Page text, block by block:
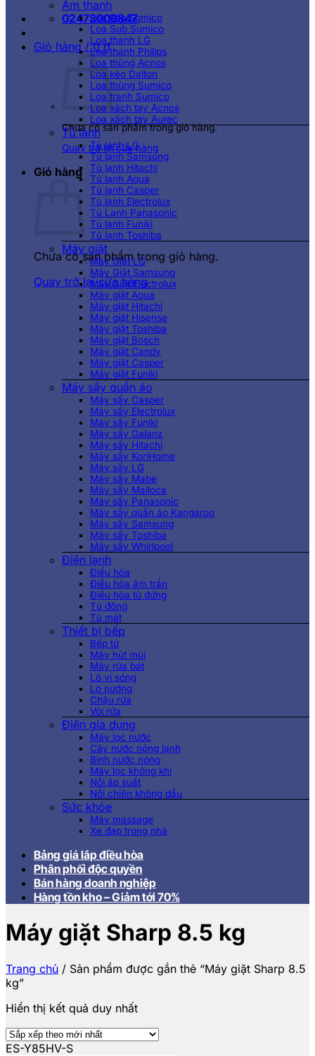
02473003847
Giỏ hàng /0₫
Chưa có sản phẩm trong giỏ hàng.
Quay trở lại cửa hàng
Giỏ hàng
Chưa có sản phẩm trong giỏ hàng.
Quay trở lại cửa hàng
Âm thanh
Loa kéo Sumico
Loa Sub Sumico
Loa thanh LG
Loa thanh Philips
Loa thùng Acnos
Loa kéo Dalton
Loa thùng Sumico
Loa tranh Sumico
Loa xách tay Acnos
Loa xách tay Aurec
Tủ lạnh
Tủ lạnh LG
Tủ lạnh Samsung
Tủ lạnh Hitachi
Tủ lạnh Aqua
Tủ lạnh Casper
Tủ lạnh Electrolux
Tủ Lạnh Panasonic
Tủ lạnh Funiki
Tủ lạnh Toshiba
Máy giặt
Máy Giặt LG
Máy Giặt Samsung
Máy Giặt Electrolux
Máy giặt Aqua
Máy giặt Hitachi
Máy giặt Hisense
Máy giặt Toshiba
Máy giặt Bosch
Máy giặt Candy
Máy giặt Casper
Máy giặt Funiki
Máy sấy quần áo
Máy sấy Casper
Máy sấy Electrolux
Máy sấy Funiki
Máy sấy Galanz
Máy sấy Hitachi
Máy sấy KoriHome
Máy sấy LG
Máy sấy Mabe
Máy sấy Malloca
Máy sấy Panasonic
Máy sấy quần áo Kangaroo
Máy sấy Samsung
Máy sấy Toshiba
Máy sấy Whirlpool
Điện lạnh
Điều hòa
Điều hòa âm trần
Điều hòa tủ đứng
Tủ đông
Tủ mát
Thiết bị bếp
Bếp từ
Máy hút mùi
Máy rửa bát
Lò vi sóng
Lò nướng
Chậu rửa
Vòi rửa
Điện gia dụng
Máy lọc nước
Cây nước nóng lạnh
Bình nước nóng
Máy lọc không khí
Nồi áp suất
Nồi chiên không dầu
Sức khỏe
Máy massage
Xe đạp trong nhà
Bảng giá lắp điều hòa
Phân phối độc quyền
Bán hàng doanh nghiệp
Hàng tồn kho – Giảm tới 70%
Máy giặt Sharp 8.5 kg
Trang chủ / Sản phẩm được gắn thẻ “Máy giặt Sharp 8.5
kg”
Hiển thị kết quả duy nhất
ES-Y85HV-S